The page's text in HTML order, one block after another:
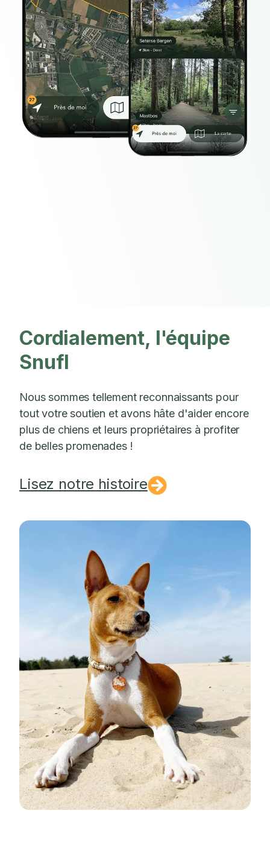
Cordialement, l'équipe
Snufl
Nous sommes tellement reconnaissants pour
tout votre soutien et avons hâte d'aider encore
plus de chiens et leurs propriétaires à profiter
de belles promenades !
Lisez notre histoire